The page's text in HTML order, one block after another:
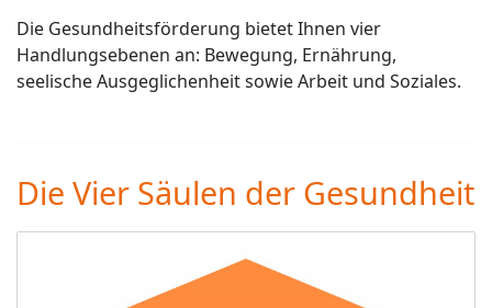
Die Gesundheitsförderung bietet Ihnen vier
Handlungsebenen an: Bewegung, Ernährung,
seelische Ausgeglichenheit sowie Arbeit und Soziales.
Die Vier Säulen der Gesundheit